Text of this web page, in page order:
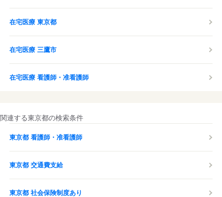
在宅医療 東京都
在宅医療 三鷹市
在宅医療 看護師・准看護師
関連する東京都の検索条件
東京都 看護師・准看護師
東京都 交通費支給
東京都 社会保険制度あり